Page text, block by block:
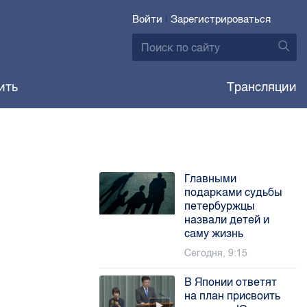
Войти | Зарегистрироваться
Трансляции
Главными
подарками судьбы
петербуржцы
назвали детей и
саму жизнь
Сегодня, 9:15
В Японии ответят
на план присвоить